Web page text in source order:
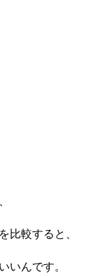
比較すると、
いんです。